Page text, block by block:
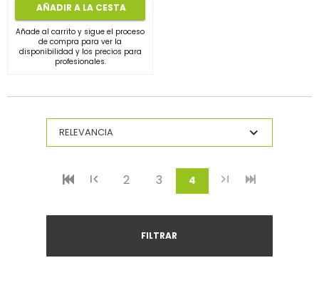
AÑADIR A LA CESTA
Añade al carrito y sigue el proceso
de compra para ver la
disponibilidad y los precios para
profesionales.
2 3 4(current)
FILTRAR